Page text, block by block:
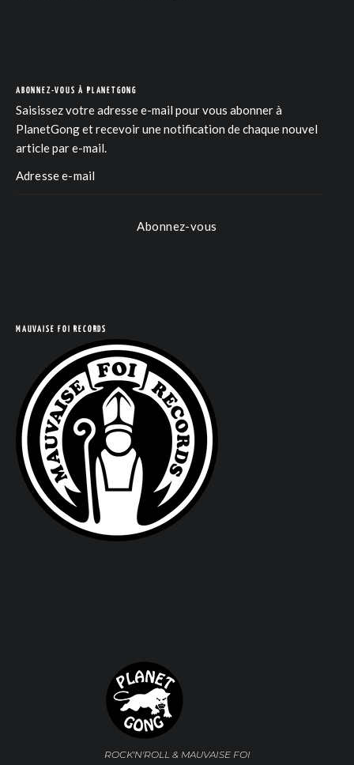
ABONNEZ-VOUS À PLANETGONG
Saisissez votre adresse e-mail pour vous abonner à
PlanetGong et recevoir une notification de chaque nouvel
article par e-mail.
Abonnez-vous
MAUVAISE FOI RECORDS
ROCK'N'ROLL & MAUVAISE FOI